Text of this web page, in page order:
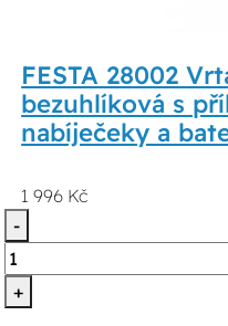
FESTA 28002
bezuhlíková s
nabíječeky a
1 996 Kč
-
+